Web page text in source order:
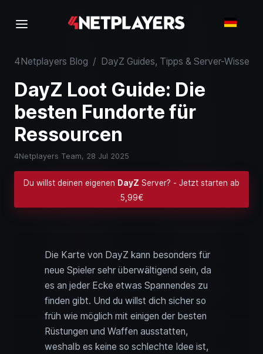
4Netplayers Blog / DayZ Guides, Tipps & Server-Wissen
DayZ Loot Guide: Die
besten Fundorte für
Ressourcen
4Netplayers Team, 28 Jul 2025
Du willst deinen eigenen DayZ Server? - Jetzt starten ab
5,99€
Die Karte von DayZ kann besonders für
neue Spieler sehr überwältigend sein, da
es an jeder Ecke etwas Spannendes zu
finden gibt. Und du willst dich sicher so
früh wie möglich mit einigen der besten
Rüstungen und Waffen ausstatten,
weshalb es keine so schlechte Idee ist,